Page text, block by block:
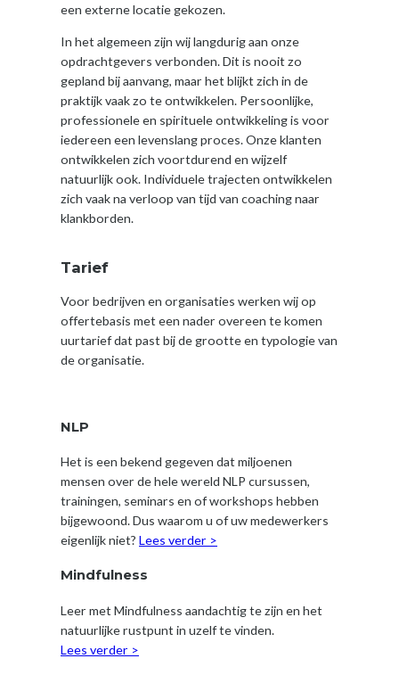
een externe locatie gekozen.
In het algemeen zijn wij langdurig aan onze
opdrachtgevers verbonden. Dit is nooit zo
gepland bij aanvang, maar het blijkt zich in de
praktijk vaak zo te ontwikkelen. Persoonlijke,
professionele en spirituele ontwikkeling is voor
iedereen een levenslang proces. Onze klanten
ontwikkelen zich voortdurend en wijzelf
natuurlijk ook. Individuele trajecten ontwikkelen
zich vaak na verloop van tijd van coaching naar
klankborden.
Tarief
Voor bedrijven en organisaties werken wij op
offertebasis met een nader overeen te komen
uurtarief dat past bij de grootte en typologie van
de organisatie.
NLP
Het is een bekend gegeven dat miljoenen
mensen over de hele wereld NLP cursussen,
trainingen, seminars en of workshops hebben
bijgewoond. Dus waarom u of uw medewerkers
eigenlijk niet? Lees verder >
Mindfulness
Leer met Mindfulness aandachtig te zijn en het
natuurlijke rustpunt in uzelf te vinden.
Lees verder >